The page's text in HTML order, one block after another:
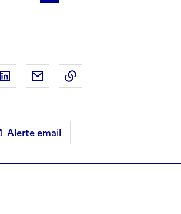
Facebooksur X (anciennement Twitter)
Partager sur LinkedIn
Partager par email
Alerte email